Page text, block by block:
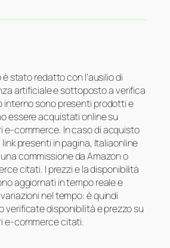
stato redatto con l’ausilio di
artificiale e sottoposto a verifica
interno sono presenti prodotti e
essere acquistati online su
e-commerce. In caso di acquisto
presenti in pagina, Italiaonline
commissione da Amazon o
citati. I prezzi e la disponibilità
aggiornati in tempo reale e
nel tempo: è quindi
verificate disponibilità e prezzo su
e-commerce citati.